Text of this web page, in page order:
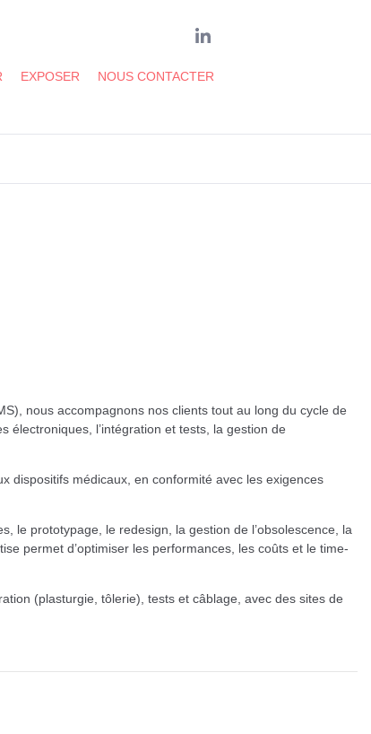
LinkedIn
EXPOSER NOUS CONTACTER
nous accompagnons nos clients tout au long du cycle de
électroniques, l’intégration et tests, la gestion de
dispositifs médicaux, en conformité avec les exigences
le prototypage, le redesign, la gestion de l’obsolescence, la
permet d’optimiser les performances, les coûts et le time-
(plasturgie, tôlerie), tests et câblage, avec des sites de